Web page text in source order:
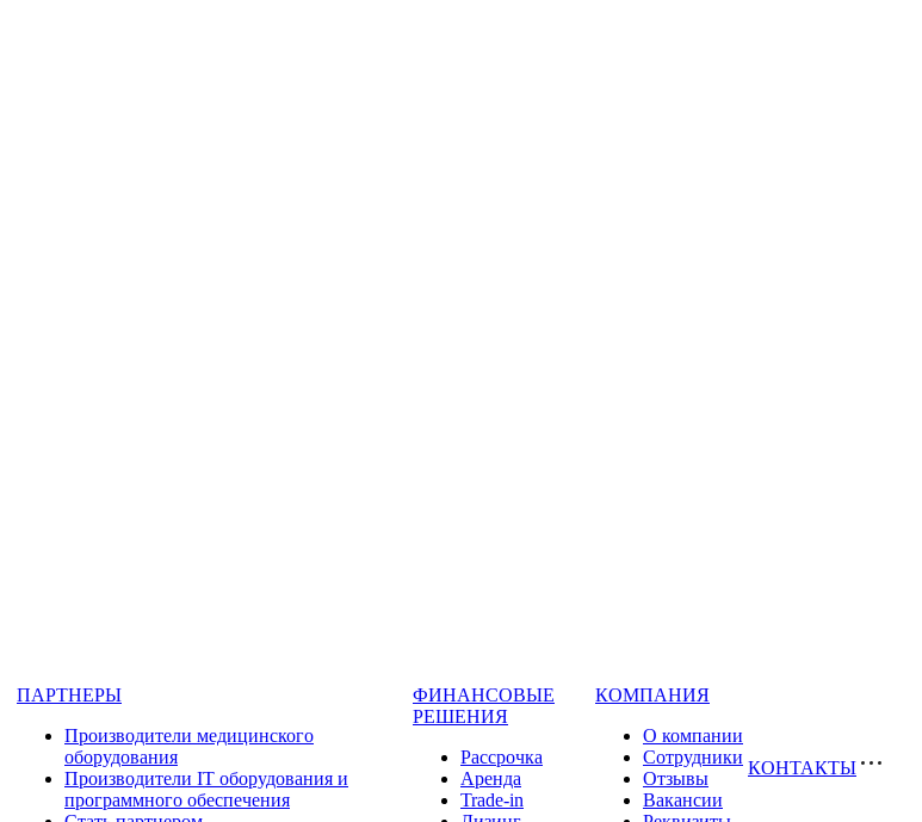
ПАРТНЕРЫ
Производители медицинского
оборудования
Производители IT оборудования и
программного обеспечения
ФИНАНСОВЫЕ
РЕШЕНИЯ
Рассрочка
Аренда
Trade-in
КОМПАНИЯ
О компании
Сотрудники
Отзывы
Вакансии
КОНТАКТЫ